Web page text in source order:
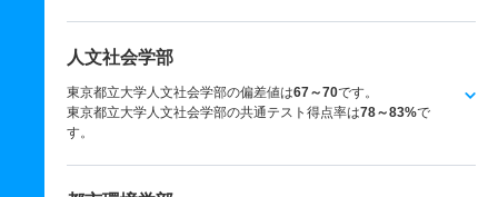
人文社会学部
東京都立大学人文社会学部の偏差値は67～70です。
東京都立大学人文社会学部の共通テスト得点率は78～83%で
す。